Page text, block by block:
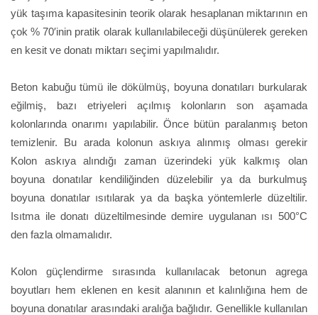
yük taşıma kapasitesinin teorik olarak hesaplanan miktarının en
çok % 70′inin pratik olarak kullanılabileceği düşünülerek gereken
en kesit ve donatı miktarı seçimi yapılmalıdır.
Beton kabuğu tümü ile dökülmüş, boyuna donatıları burkularak
eğilmiş, bazı etriyeleri açılmış kolonların son aşamada
kolonlarında onarımı yapılabilir. Önce bütün paralanmış beton
temizlenir. Bu arada kolonun askıya alınmış olması gerekir
Kolon askıya alındığı zaman üzerindeki yük kalkmış olan
boyuna donatılar kendiliğinden düzelebilir ya da burkulmuş
boyuna donatılar ısıtılarak ya da başka yöntemlerle düzeltilir.
Isıtma ile donatı düzeltilmesinde demire uygulanan ısı 500°C
den fazla olmamalıdır.
Kolon güçlendirme sırasında kullanılacak betonun agrega
boyutları hem eklenen en kesit alanının et kalınlığına hem de
boyuna donatılar arasındaki aralığa bağlıdır. Genellikle kullanılan